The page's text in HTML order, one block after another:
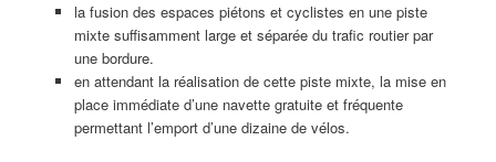
la fusion des espaces piétons et cyclistes en une piste
mixte suffisamment large et séparée du trafic routier par
une bordure.
en attendant la réalisation de cette piste mixte, la mise en
place immédiate d’une navette gratuite et fréquente
permettant l’emport d’une dizaine de vélos.